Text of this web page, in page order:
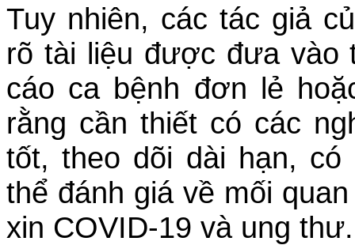
Tuy nhiên, các tác giả
rõ tài liệu được đưa vào
cáo ca bệnh đơn lẻ
rằng cần thiết có các
tốt, theo dõi dài hạn,
thể đánh giá về mối
xin COVID-19 và ung thư.